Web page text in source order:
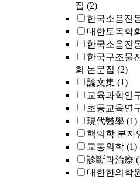
집 (2)
한국소음진
대한토목학
한국소음진
한국구조물
회 논문집 (2)
論文集 (1)
교육과학연
초등교육연
現代醫學 (1)
핵의학 분자
교통의학 (1)
診斷과治療
대한한의학